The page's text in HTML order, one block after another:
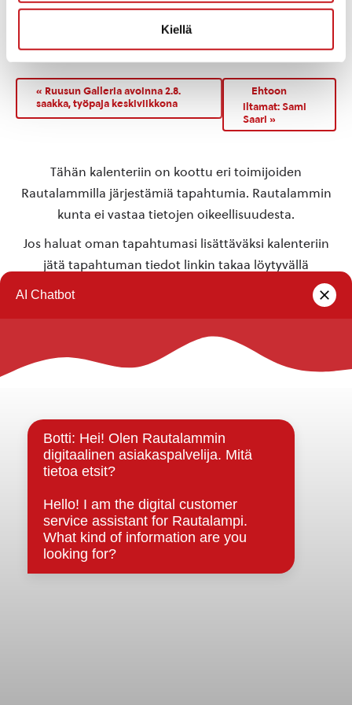
Kiellä
TAPAHTUMAPAIKKA
Rautalampi
« Ruusun Galleria avoinna 2.8.
saakka, työpaja keskiviikkona
Ehtoon
iltamat: Sami
Saari»
Tähän kalenteriin on koottu eri toimijoiden
Rautalammilla järjestämiä tapahtumia. Rautalammin
kunta ei vastaa tietojen oikeellisuudesta.
Jos haluat oman tapahtumasi lisättäväksi kalenteriin
jätä tapahtuman tiedot linkin takaa löytyvällä
Rautalammin kunta
Strategiat, ohjelmat, ohjeet, suunnitelmat, säännöt ja
sopimukset
Asiakirjajulkisuuskuvaus
Evästeet
Saavutettavuusseloste
Tietosuoja
Tietosuojaselosteet